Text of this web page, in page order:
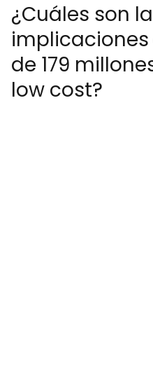
¿Cuáles son
de 179
low cost?